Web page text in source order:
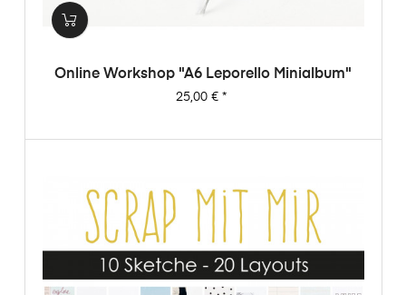
Online Workshop "A6 Leporello Minialbum"
Preis
25,00 €*